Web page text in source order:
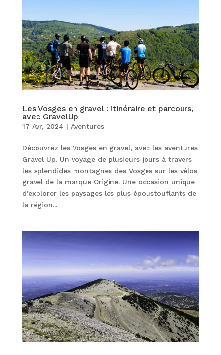
Les Vosges en gravel : itinéraire et parcours,
avec GravelUp
17 Avr, 2024 | Aventures
Découvrez les Vosges en gravel, avec les aventures
Gravel Up. Un voyage de plusieurs jours à travers
les splendides montagnes des Vosges sur les vélos
gravel de la marque Origine. Une occasion unique
d’explorer les paysages les plus époustouflants de
la région...